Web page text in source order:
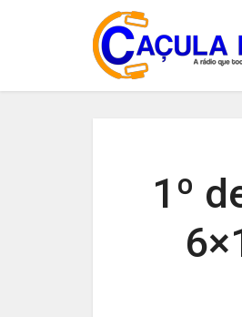
1º